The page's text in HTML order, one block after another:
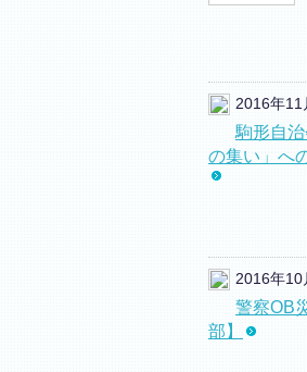
2016年11
駒形自
の集い」へ
2016年10
警察OB
部】